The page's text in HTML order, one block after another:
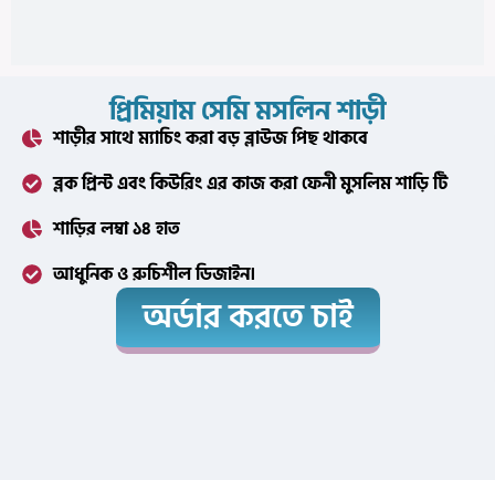
প্রিমিয়াম সেমি মসলিন শাড়ী
শাড়ীর সাথে ম্যাচিং করা বড় ব্লাউজ পিছ থাকবে
ব্লক প্রিন্ট এবং কিউরিং এর কাজ করা ফেনী মুসলিম শাড়ি টি
শাড়ির লম্বা ১৪ হাত
আধুনিক ও রুচিশীল ডিজাইন।
অর্ডার করতে চাই